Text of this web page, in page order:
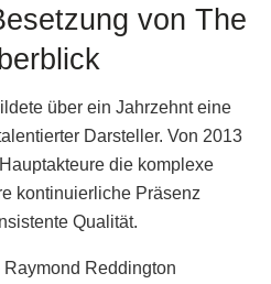
von The
über ein Jahrzehnt eine
Darsteller. Von 2013
die komplexe
kontinuierliche Präsenz
Qualität.
Reddington